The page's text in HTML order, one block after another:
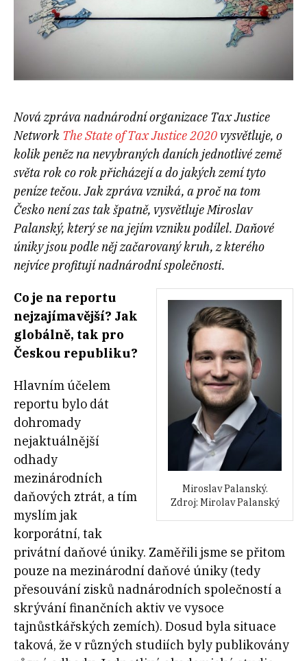
Nová zpráva nadnárodní organizace Tax Justice
Network The State of Tax Justice 2020 vysvětluje, o
kolik peněz na nevybraných daních jednotlivé země
světa rok co rok přicházejí a do jakých zemí tyto
peníze tečou. Jak zpráva vzniká, a proč na tom
Česko není zas tak špatně, vysvětluje Miroslav
Palanský, který se na jejím vzniku podílel. Daňové
úniky jsou podle něj začarovaný kruh, z kterého
nejvíce profitují nadnárodní společnosti.
Miroslav Palanský.
Zdroj: Mirolav Palanský
Co je na reportu
nejzajímavější? Jak
globálně, tak pro
Českou republiku?
Hlavním účelem
reportu bylo dát
dohromady
nejaktuálnější
odhady
mezinárodních
daňových ztrát, a tím
myslím jak
korporátní, tak
privátní daňové úniky. Zaměřili jsme se přitom
pouze na mezinárodní daňové úniky (tedy
přesouvání zisků nadnárodních společností a
skrývání finančních aktiv ve vysoce
tajnůstkářských zemích). Dosud byla situace
taková, že v různých studiích byly publikovány